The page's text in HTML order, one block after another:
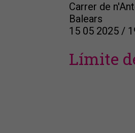
Carrer de
Balears
15 05 2025 /
Límite